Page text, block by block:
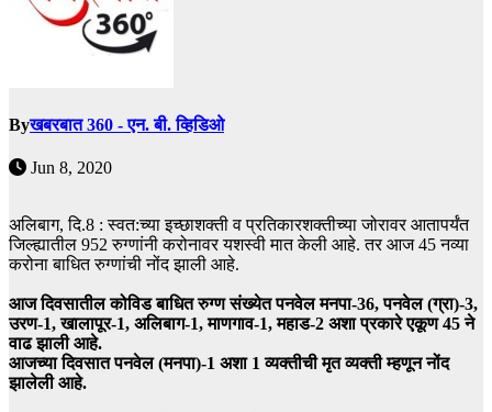
Byखबरबात 360 - एन. बी. व्हिडिओ
Jun 8, 2020
अलिबाग, दि.8 : स्वत:च्या इच्छाशक्ती व प्रतिकारशक्तीच्या जोरावर आतापर्यंत
जिल्ह्यातील 952 रुग्णांनी करोनावर यशस्वी मात केली आहे. तर आज 45 नव्या
करोना बाधित रुग्णांची नोंद झाली आहे.
आज दिवसातील कोविड बाधित रुग्ण संख्येत पनवेल मनपा-36, पनवेल (ग्रा)-3,
उरण-1, खालापूर-1, अलिबाग-1, माणगाव-1, महाड-2 अशा प्रकारे एकूण 45 ने
वाढ झाली आहे.
आजच्या दिवसात पनवेल (मनपा)-1 अशा 1 व्यक्तीची मृत व्यक्ती म्हणून नोंद
झालेली आहे.